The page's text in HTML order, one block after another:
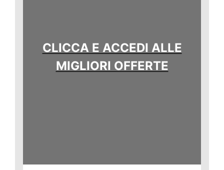
CLICCA E ACCEDI ALLE
MIGLIORI OFFERTE